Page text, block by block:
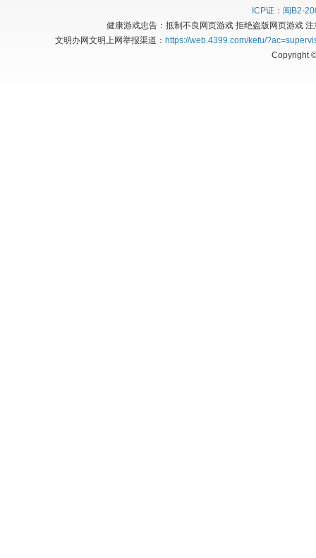
ICP证：闽B2-
健康游戏忠告：抵制不良网页游戏 拒绝盗版网页游戏
文明办网文明上网举报渠道： https://web.4399.com/kefu/
Copyright